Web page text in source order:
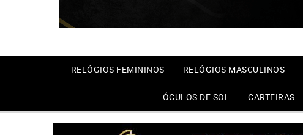
RELÓGIOS FEMININOS RELÓGIOS MASCULINOS
ÓCULOS DE SOL CARTEIRAS